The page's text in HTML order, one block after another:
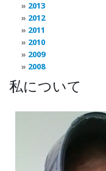
2013
2012
2011
2010
2009
2008
私について